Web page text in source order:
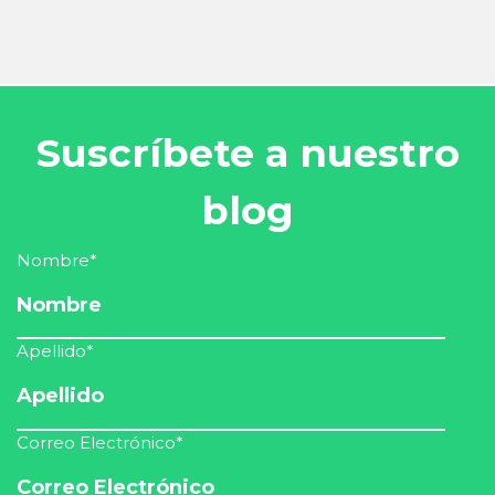
Suscríbete a nuestro
blog
Nombre*
Apellido*
Correo Electrónico*